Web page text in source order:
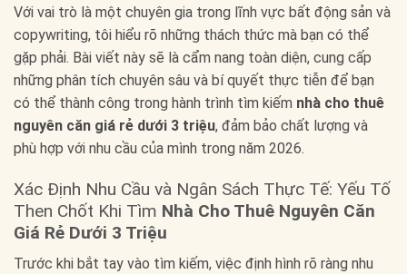
Với vai trò là một chuyên gia trong lĩnh vực bất động sản và
copywriting, tôi hiểu rõ những thách thức mà bạn có thể
gặp phải. Bài viết này sẽ là cẩm nang toàn diện, cung cấp
những phân tích chuyên sâu và bí quyết thực tiễn để bạn
có thể thành công trong hành trình tìm kiếm nhà cho thuê
nguyên căn giá rẻ dưới 3 triệu, đảm bảo chất lượng và
phù hợp với nhu cầu của mình trong năm 2026.
Xác Định Nhu Cầu và Ngân Sách Thực Tế: Yếu Tố
Then Chốt Khi Tìm Nhà Cho Thuê Nguyên Căn
Giá Rẻ Dưới 3 Triệu
Trước khi bắt tay vào tìm kiếm, việc định hình rõ ràng nhu